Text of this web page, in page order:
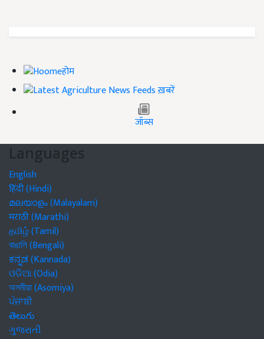
होम
ख़बरें
जॉब्स
Languages
English
हिंदी (Hindi)
മലയാളം (Malayalam)
मराठी (Marathi)
தமிழ் (Tamil)
বাঙালি (Bengali)
ಕನ್ನಡ (Kannada)
ଓଡିଆ (Odia)
অসমীয়া (Asomiya)
ਪੰਜਾਬੀ
తెలుగు
ગુજરાતી